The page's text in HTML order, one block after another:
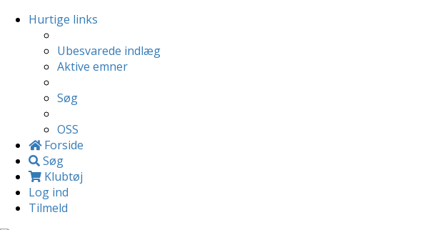
Hurtige links
Ubesvarede indlæg
Aktive emner
Søg
OSS
Forside
Søg
Klubtøj
Log ind
Tilmeld